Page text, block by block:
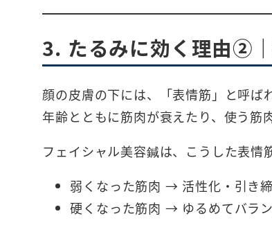
3. たるみに効く理由②
顔の皮膚の下には、「表情筋」と呼ば
年齢とともに筋肉が衰えたり、使う筋
フェイシャル美容鍼は、こうした表情
弱くなった筋肉 → 活性化・引き
硬くなった筋肉 → ゆるめてバラ